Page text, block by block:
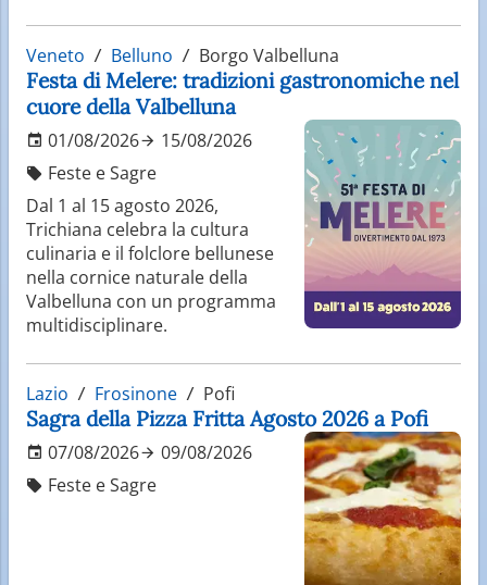
Veneto Belluno Borgo Valbelluna
Festa di Melere: tradizioni gastronomiche nel
cuore della Valbelluna
01/08/2026
15/08/2026
Feste e Sagre
Dal 1 al 15 agosto 2026,
Trichiana celebra la cultura
culinaria e il folclore bellunese
nella cornice naturale della
Valbelluna con un programma
multidisciplinare.
Lazio Frosinone Pofi
Sagra della Pizza Fritta Agosto 2026 a Pofi
07/08/2026
09/08/2026
Feste e Sagre